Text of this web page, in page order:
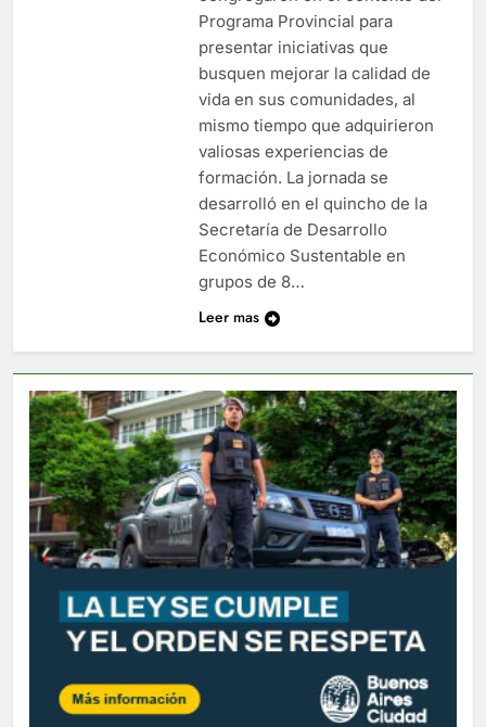
Programa Provincial para
presentar iniciativas que
busquen mejorar la calidad de
vida en sus comunidades, al
mismo tiempo que adquirieron
valiosas experiencias de
formación. La jornada se
desarrolló en el quincho de la
Secretaría de Desarrollo
Económico Sustentable en
grupos de 8…
Leer mas